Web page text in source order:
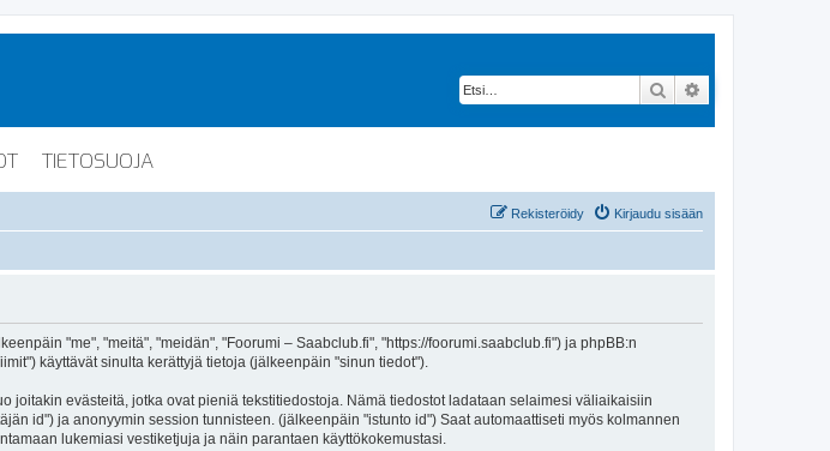
Etsi
TIETOSUOJA
Kirjaudu sisään
Rekisteröidy
"me", "meitä", "meidän", "Foorumi – Saabclub.fi", "https://foorumi.saabclub.fi") ja phpBB:n
käyttävät sinulta kerättyjä tietoja (jälkeenpäin "sinun tiedot").
evästeitä, jotka ovat pieniä tekstitiedostoja. Nämä tiedostot ladataan selaimesi väliaikaisiin
id") ja anonyymin session tunnisteen. (jälkeenpäin "istunto id") Saat automaattiseti myös kolmannen
lukemiasi vestiketjuja ja näin parantaen käyttökokemustasi.